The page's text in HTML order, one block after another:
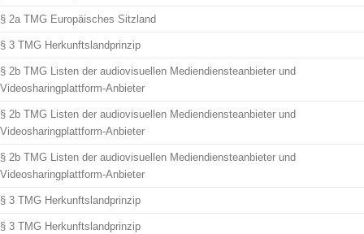
§ 2a TMG Europäisches Sitzland
§ 3 TMG Herkunftslandprinzip
§ 2b TMG Listen der audiovisuellen Mediendiensteanbieter und
Videosharingplattform-Anbieter
§ 2b TMG Listen der audiovisuellen Mediendiensteanbieter und
Videosharingplattform-Anbieter
§ 2b TMG Listen der audiovisuellen Mediendiensteanbieter und
Videosharingplattform-Anbieter
§ 3 TMG Herkunftslandprinzip
§ 3 TMG Herkunftslandprinzip